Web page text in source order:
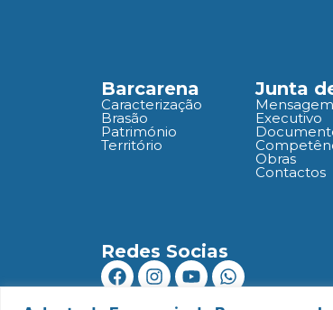
Barcarena
Caracterização
Brasão
Património
Território
Junta
Executivo
Obras
Contactos
Redes Socias